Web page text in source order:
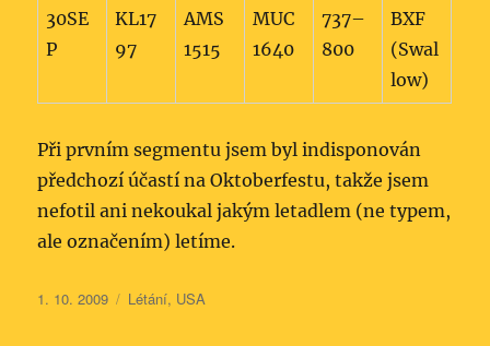
30SE
P
KL17
97
AMS
1515
MUC
1640
737–
800
BXF
(Swal
low)
Při prvním segmentu jsem byl indisponován
předchozí účastí na Oktoberfestu, takže jsem
nefotil ani nekoukal jakým letadlem (ne typem,
ale označením) letíme.
Publikováno:
1. 10. 2009 Rubriky:
Létání, USA